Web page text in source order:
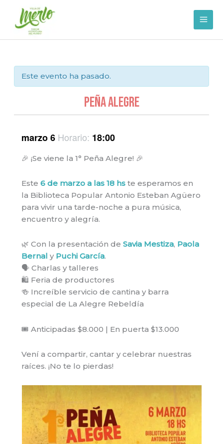
contenido
Este evento ha pasado.
PEÑA ALEGRE
marzo 6 Horario: 18:00
🎉 ¡Se viene la 1° Peña Alegre! 🎉
Este6 de marzo a las 18 hs te esperamos en
la Biblioteca Popular Antonio Esteban Agüero
para vivir una tarde-noche a pura música,
encuentro y alegría.
🌿 Con la presentación deSavia Mestiza, Paola
Bernal y Puchi García.
🗣️ Charlas y talleres
🛍️ Feria de productores
🍻 Increíble servicio de cantina y barra
especial de La Alegre Rebeldía
🎟️ Anticipadas $8.000 | En puerta $13.000
Vení a compartir, cantar y celebrar nuestras
raíces. ¡No te lo pierdas!